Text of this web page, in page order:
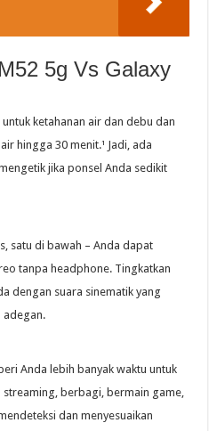
5g Vs Galaxy
ketahanan air dan debu dan
hingga 30 menit.¹ Jadi, ada
jika ponsel Anda sedikit
satu di bawah – Anda dapat
tanpa headphone. Tingkatkan
dengan suara sinematik yang
adegan.
Anda lebih banyak waktu untuk
streaming, berbagi, bermain game,
dan menyesuaikan